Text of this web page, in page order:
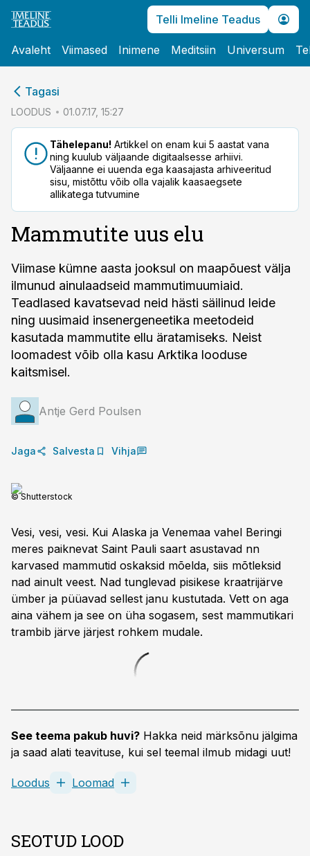
Telli Imeline Teadus
Avaleht Viimased Inimene Meditsiin Universum
Tagasi
LOODUS 01.07.17, 15:27
Tähelepanu! Artikkel on enam kui 5 aastat vana
ning kuulub väljaande digitaalsesse arhiivi.
Väljaanne ei uuenda ega kaasajasta arhiveeritud
sisu, mistõttu võib olla vajalik kaasaegsete
allikatega tutvumine
Mammutite uus elu
Viimase kümne aasta jooksul on maapõuest välja
ilmunud ainulaadseid mammutimuumiaid.
Teadlased kavatsevad neid hästi säilinud leide
ning uusimaid insenergeneetika meetodeid
kasutada mammutite ellu äratamiseks. Neist
loomadest võib olla kasu Arktika looduse
kaitsmisel.
Antje Gerd Poulsen
Jaga Salvesta Vihja
© Shutterstock
Vesi, vesi, vesi. Kui Alaska ja Vene­maa vahel Beringi
meres paiknevat Saint Pauli saart asustavad nn
karvased mammutid oskaksid mõelda, siis mõtleksid
nad ainult veest. Nad tunglevad pisikese kraatrijärve
ümber ja püüavad sellest janu kustutada. Vett on aga
aina vähem ja see on üha sogasem, sest mammutikari
trambib järve järjest rohkem mudale.
See teema pakub huvi? Hakka neid märksõnu jälgima
ja saad alati teavituse, kui sel teemal ilmub midagi uut!
Loodus Loomad
SEOTUD LOOD